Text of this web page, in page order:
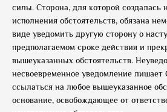
силы. Сторона, для которой создалась
исполнения обстоятельств, обязана
виде уведомить другую сторону о
предполагаемом сроке действия и
вышеуказанных обстоятельств.
несвоевременное уведомление лишает
ссылаться на любое вышеуказанное
основание, освобождающее от